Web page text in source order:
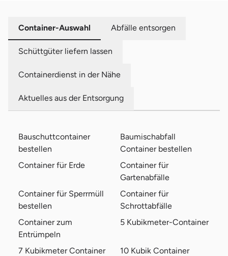
Container-Auswahl Abfälle entsorgen
Schüttgüter liefern lassen
Containerdienst in der Nähe
Aktuelles aus der Entsorgung
Bauschuttcontainer
bestellen
Baumischabfall
Container bestellen
Container für Erde
Container für
Gartenabfälle
Container für Sperrmüll
bestellen
Container für
Schrottabfälle
Container zum
Entrümpeln
5 Kubikmeter-Container
7 Kubikmeter Container
10 Kubik Container